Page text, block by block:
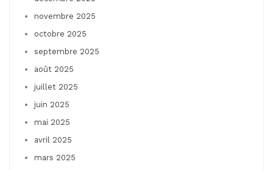
novembre 2025
octobre 2025
septembre 2025
août 2025
juillet 2025
juin 2025
mai 2025
avril 2025
mars 2025